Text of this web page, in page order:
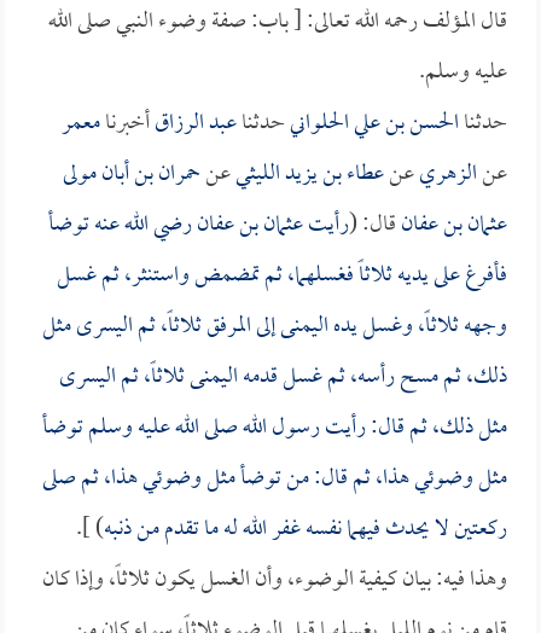
قال المؤلف رحمه الله تعالى: [ باب: صفة وضوء النبي صلى الله
عليه وسلم.
حدثناالحسن بن علي الحلوانيحدثناعبد الرزاقأخبرنامعمر
عنالزهريعنعطاء بن يزيد الليثيعنحمران بن أبان مولى
عثمان بن عفانقال: (رأيتعثمان بن عفانرضي الله عنه توضأ
فأفرغ على يديه ثلاثاً فغسلهما، ثم تمضمض واستنثر، ثم غسل
وجهه ثلاثاً، وغسل يده اليمنى إلى المرفق ثلاثاً، ثم اليسرى مثل
ذلك، ثم مسح رأسه، ثم غسل قدمه اليمنى ثلاثاً، ثم اليسرى
مثل ذلك، ثم قال: رأيت رسول الله صلى الله عليه وسلم توضأ
مثل وضوئي هذا، ثم قال: من توضأ مثل وضوئي هذا، ثم صلى
ركعتين لا يحدث فيهما نفسه غفر الله له ما تقدم من ذنبه) ].
وهذا فيه: بيان كيفية الوضوء، وأن الغسل يكون ثلاثاً، وإذا كان